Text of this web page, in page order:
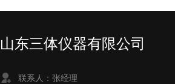
山东三体仪器有限公司
联系人：张经理